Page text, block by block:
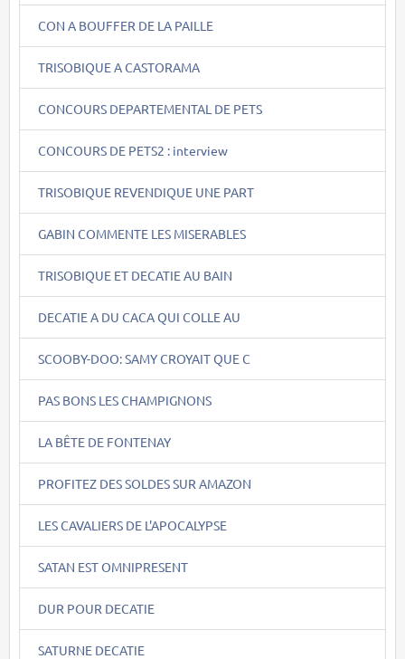
CON A BOUFFER DE LA PAILLE
TRISOBIQUE A CASTORAMA
CONCOURS DEPARTEMENTAL DE PETS
CONCOURS DE PETS2 : interview
TRISOBIQUE REVENDIQUE UNE PART
GABIN COMMENTE LES MISERABLES
TRISOBIQUE ET DECATIE AU BAIN
DECATIE A DU CACA QUI COLLE AU
SCOOBY-DOO: SAMY CROYAIT QUE C
PAS BONS LES CHAMPIGNONS
LA BÊTE DE FONTENAY
PROFITEZ DES SOLDES SUR AMAZON
LES CAVALIERS DE L'APOCALYPSE
SATAN EST OMNIPRESENT
DUR POUR DECATIE
SATURNE DECATIE